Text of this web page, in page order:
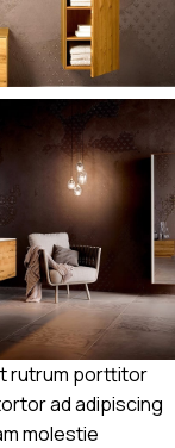
rutrum porttitor
ad adipiscing
molestie